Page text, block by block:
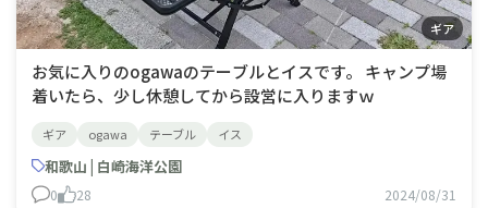
ギア
お気に入りのogawaのテーブルとイスです。 キャンプ場
着いたら、少し休憩してから設営に入りますｗ
ギア ogawa テーブル イス
和歌山 | 白崎海洋公園
0 28 2024/08/31